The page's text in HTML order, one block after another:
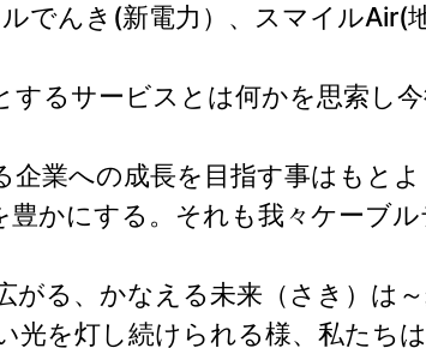
でんき(新電力）、スマイルAir(
するサービスとは何かを思索し
業への成長を目指す事はもとよ
かにする。それも我々ケーブル
がる、かなえる未来（さき）は
光を灯し続けられる様、私たち